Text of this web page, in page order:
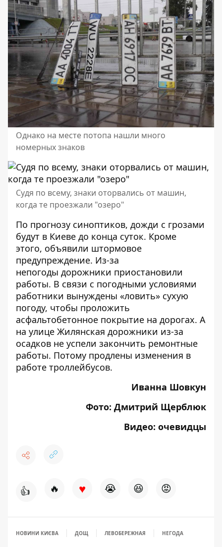
Однако на месте потопа нашли много
номерных знаков
Судя по всему, знаки оторвались от машин,
когда те проезжали "озеро"
По прогнозу синоптиков, дожди с грозами
будут в Киеве до конца суток. Кроме
этого, объявили штормовое
предупреждение. Из-за
непогоды дорожники приостановили
работы. В связи с погодными условиями
работники вынуждены «ловить» сухую
погоду, чтобы проложить
асфальтобетонное покрытие на дорогах. А
на улице Жилянская дорожники из-за
осадков не успели закончить ремонтные
работы. Потому продлены изменения в
работе троллейбусов.
Иванна Шовкун
Фото: Дмитрий Щерблюк
Видео: очевидцы
👍 🔥 ♥ 😭 😆 😡
НОВИНИ КИЄВА ДОЩ ЛЕВОБЕРЕЖНАЯ НЕГОДА